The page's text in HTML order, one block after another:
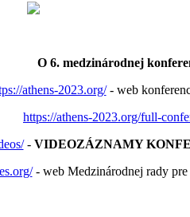
O 6. medzinárodnej
athens-2023.org/- web
https://athens-2023.org/full-
- VIDEOZÁZNAMY
- web Medzinárodnej rady